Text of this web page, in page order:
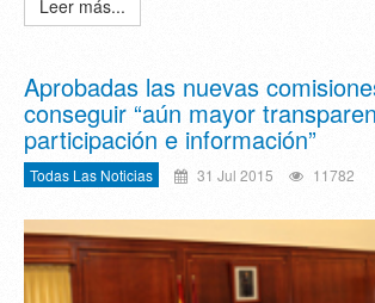
Leer más...
Aprobadas las nuevas
conseguir “aún mayor
participación e información”
Todas Las Noticias 31 Jul 2015 11782